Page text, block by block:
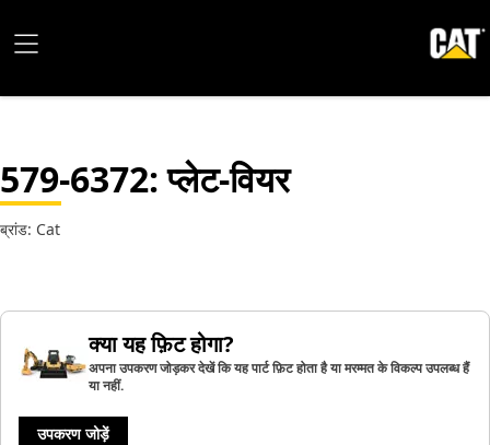
579-6372: प्लेट-वियर
ब्रांड: Cat
क्या यह फ़िट होगा?
अपना उपकरण जोड़कर देखें कि यह पार्ट फ़िट होता है या मरम्मत के विकल्प उपलब्ध हैं
या नहीं.
उपकरण जोड़ें